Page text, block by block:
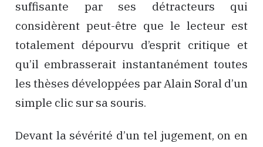
suffisante par ses détracteurs qui
considèrent peut-être que le lecteur est
totalement dépourvu d’esprit critique et
qu’il embrasserait instantanément toutes
les thèses développées par Alain Soral d’un
simple clic sur sa souris.
Devant la sévérité d’un tel jugement, on en